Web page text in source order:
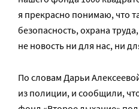
я прекрасно понимаю, что
безопасность, охрана
не новость ни для нас, ни
По словам Дарьи
из полиции, и сообщили,